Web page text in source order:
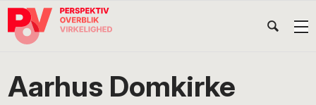
Gå
direkte
navigation
Skip
indhold
Gå
direkte
POV
International
Aarhus Domkirke